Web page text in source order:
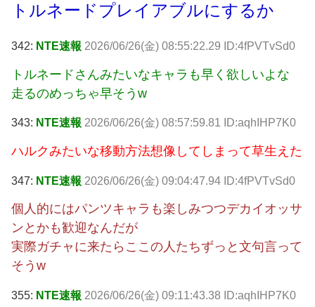
トルネードプレイアブルにするか
342: NTE速報 2026/06/26(金) 08:55:22.29 ID:4fPVTvSd0
トルネードさんみたいなキャラも早く欲しいよな
走るのめっちゃ早そうw
343: NTE速報 2026/06/26(金) 08:57:59.81 ID:aqhIHP7K0
ハルクみたいな移動方法想像してしまって草生えた
347: NTE速報 2026/06/26(金) 09:04:47.94 ID:4fPVTvSd0
個人的にはパンツキャラも楽しみつつデカイオッサ
ンとかも歓迎なんだが
実際ガチャに来たらここの人たちずっと文句言って
そうw
355: NTE速報 2026/06/26(金) 09:11:43.38 ID:aqhIHP7K0